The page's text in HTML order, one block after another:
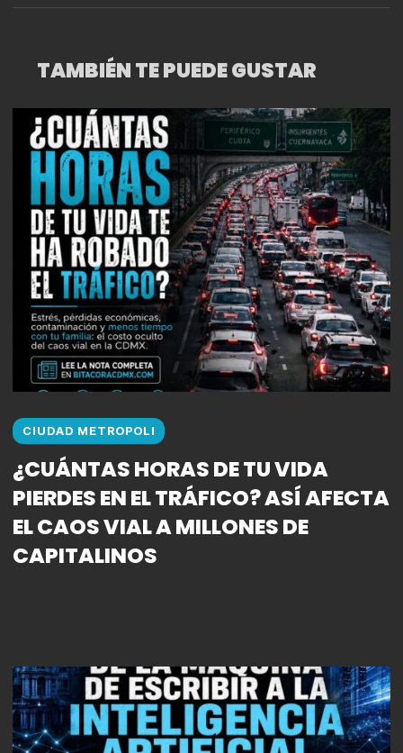
TAMBIÉN TE PUEDE GUSTAR
CIUDAD METROPOLI
¿CUÁNTAS HORAS DE TU VIDA
PIERDES EN EL TRÁFICO? ASÍ AFECTA
EL CAOS VIAL A MILLONES DE
CAPITALINOS